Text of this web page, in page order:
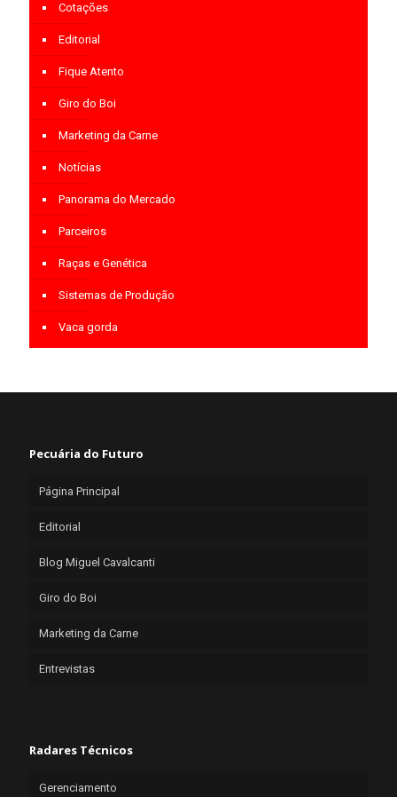
Cotações
Editorial
Fique Atento
Giro do Boi
Marketing da Carne
Notícias
Panorama do Mercado
Parceiros
Raças e Genética
Sistemas de Produção
Vaca gorda
Pecuária do Futuro
Página Principal
Editorial
Blog Miguel Cavalcanti
Giro do Boi
Marketing da Carne
Entrevistas
Radares Técnicos
Gerenciamento